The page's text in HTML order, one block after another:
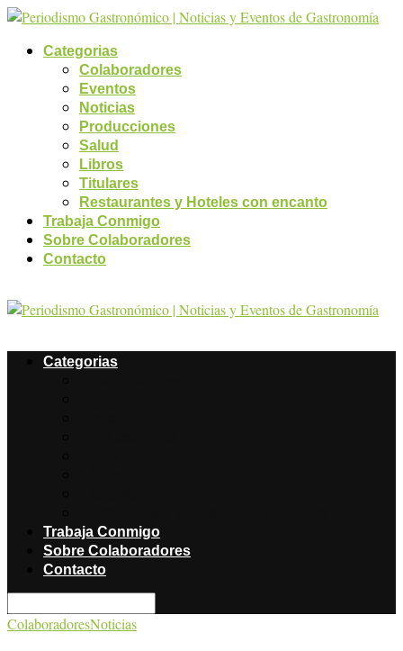
Categorias
Colaboradores
Eventos
Noticias
Producciones
Salud
Libros
Titulares
Restaurantes y Hoteles con encanto
Trabaja Conmigo
Sobre Colaboradores
Contacto
Categorias
Trabaja Conmigo
Sobre Colaboradores
Contacto
ColaboradoresNoticias